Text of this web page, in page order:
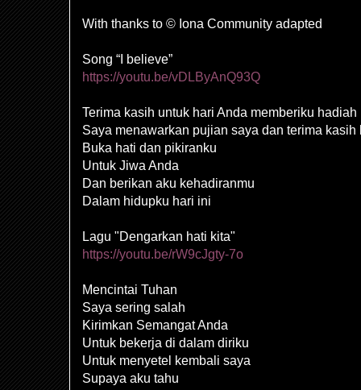
With thanks to © Iona Community adapted
Song “I believe”
https://youtu.be/vDLByAnQ93Q
Terima kasih untuk hari Anda memberiku hadiah
Saya menawarkan pujian saya dan terima kasih
Buka hati dan pikiranku
Untuk Jiwa Anda
Dan berikan aku kehadiranmu
Dalam hidupku hari ini
Lagu "Dengarkan hati kita"
https://youtu.be/rW9cJgty-7o
Mencintai Tuhan
Saya sering salah
Kirimkan Semangat Anda
Untuk bekerja di dalam diriku
Untuk menyetel kembali saya
Supaya aku tahu